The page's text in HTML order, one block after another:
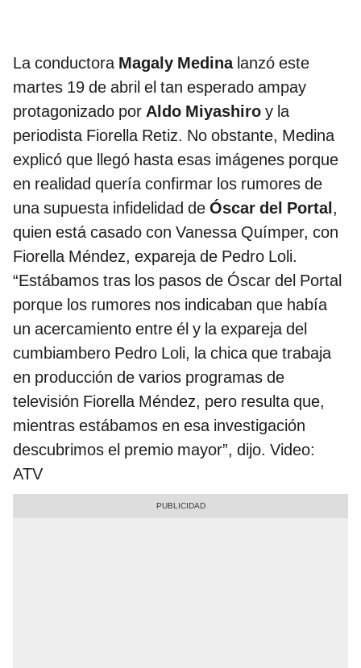
La conductora Magaly Medinalanzó este
martes 19 de abril el tan esperado ampay
protagonizado por Aldo Miyashiro y la
periodista Fiorella Retiz. No obstante, Medina
explicó que llegó hasta esas imágenes porque
en realidad quería confirmar los rumores de
una supuesta infidelidad de Óscar del Portal,
quien está casado con Vanessa Químper, con
Fiorella Méndez, expareja de Pedro Loli.
“Estábamos tras los pasos de Óscar del Portal
porque los rumores nos indicaban que había
un acercamiento entre él y la expareja del
cumbiambero Pedro Loli, la chica que trabaja
en producción de varios programas de
televisión Fiorella Méndez, pero resulta que,
mientras estábamos en esa investigación
descubrimos el premio mayor”, dijo. Video:
ATV